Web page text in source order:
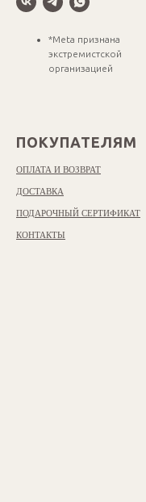
*Meta признана
экстремистской
организацией
ПОКУПАТЕЛЯМ
ОПЛАТА И ВОЗВРАТ
ДОСТАВКА
ПОДАРОЧНЫЙ СЕРТИФИКАТ
КОНТАКТЫ